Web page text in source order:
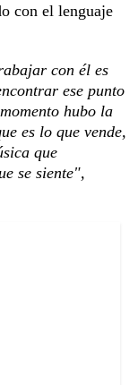
con el lenguaje
con él es
ese punto
hubo la
es lo que vende,
que
se siente",